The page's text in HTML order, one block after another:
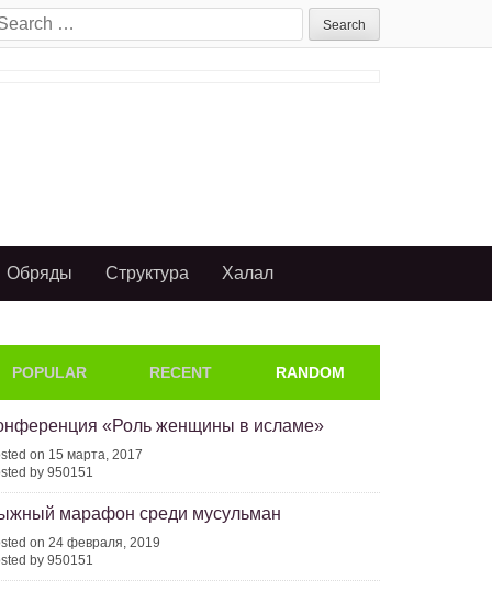
Обряды Структура Халал
POPULAR RECENT RANDOM
«Роль женщины в исламе»
on 15 марта, 2017
by 950151
марафон среди мусульман
on 24 февраля, 2019
by 950151